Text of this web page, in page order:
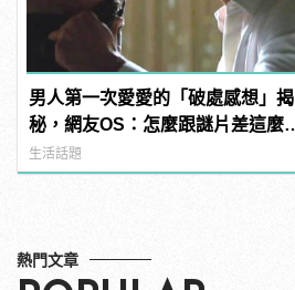
男人第一次愛愛的「破處感想」揭
秘，網友OS：怎麼跟謎片差這麼
多！？
生活話題
熱門文章